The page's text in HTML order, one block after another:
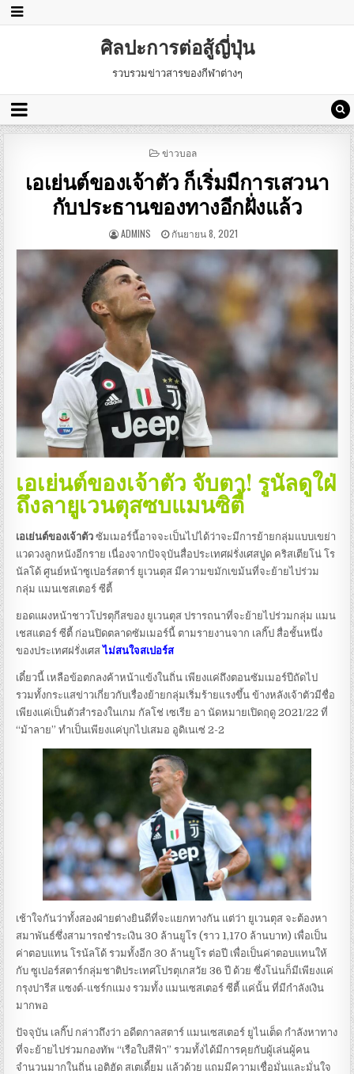
ศิลปะการต่อสู้ญี่ปุ่น
รวบรวมข่าวสารของกีฬาต่างๆ
POSTED
ข่าวบอล
เอเย่นต์ของเจ้าตัว ก็เริ่มมีการเสวนา
กับประธานของทางอีกฝั่งแล้ว
ADMINS กันยายน 8, 2021
เอเย่นต์ของเจ้าตัว จับตา! รูนัลดูใฝ่
ถึงลายูเวนตุสซบแมนซิตี้
เอเย่นต์ของเจ้าตัว ซัมเมอร์นี้อาจจะเป็นไปได้ว่าจะมีการย้ายกลุ่มแบบเขย่า
แวดวงลูกหนังอีกราย เนื่องจากปัจจุบันสื่อประเทศฝรั่งเศสปูด คริสเตียโน่ โร
นัลโด้ ศูนย์หน้าซูเปอร์สตาร์ ยูเวนตุส มีความขมักเขม้นที่จะย้ายไปร่วม
กลุ่ม แมนเชสเตอร์ ซีตี้
ยอดแผงหน้าชาวโปรตุกีสของ ยูเวนตุส ปรารถนาที่จะย้ายไปร่วมกลุ่ม แมน
เชสแตอร์ ซีตี้ ก่อนปิดตลาดซัมเมอร์นี้ ตามรายงานจาก เลกิ๊ป สื่อชั้นหนึ่ง
ของประเทศฝรั่งเศสไม่สนใจสเปอร์ส
เดี๋ยวนี้ เหลือข้อตกลงค้าหน้าแข้งในถิ่น เพียงแค่ถึงตอนซัมเมอร์ปีถัดไป
รวมทั้งกระแสข่าวเกี่ยวกับเรื่องย้ายกลุ่มเริ่มร้ายแรงขึ้น ข้างหลังเจ้าตัวมีชื่อ
เพียงแค่เป็นตัวสำรองในเกม กัลโช่ เซเรีย อา นัดหมายเปิดฤดู 2021/22 ที่
“ม้าลาย” ทำเป็นเพียงแค่บุกไปเสมอ อูดิเนเซ่ 2-2
เช้าใจกันว่าทั้งสองฝ่ายต่างยินดีที่จะแยกทางกัน แต่ว่า ยูเวนตุส จะต้องหา
สมาพันธ์ซึ่งสามารถชำระเงิน 30 ล้านยูโร (ราว 1,170 ล้านบาท) เพื่อเป็น
ค่าตอบแทน โรน้ลโด้ รวมทั้งอีก 30 ล้านยูโร ต่อปี เพื่อเป็นค่าตอบแทนให้
กับ ซูเปอร์สตาร์กลุ่มชาติประเทศโปรตุเกสวัย 36 ปี ด้วย ซึ่งโน่นก็มีเพียงแค่
กรุงปารีส แซงต์-แชร์กแมง รวมทั้ง แมนเซสเตอร์ ซีตี้ แค่นั้น ที่มีกำลังเงิน
มากพอ
ปัจจุบัน เลกิ๊ป กล่าวถึงว่า อดีตกาลสตาร์ แมนเซสเตอร์ ยูไนเต็ด กำลังหาทาง
ที่จะย้ายไปร่วมกองทัพ “เรือใบสีฟ้า” รวมทั้งได้มีการคุยกับผู้เล่นผู้คน
จำนวนมากในถิ่น เอติฮัด สเตเดี้ยม แล้วด้วย แถมมีความเชื่อมั่นและมั่นใจ